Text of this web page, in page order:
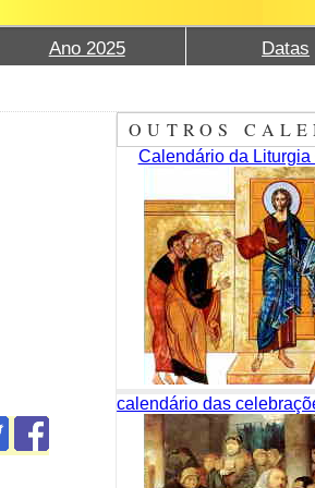
Ano 2025 Datas
OUTROS
Calendário da
calendário das